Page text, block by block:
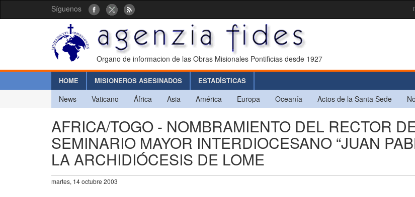
Síguenos
Organo de informacion de las Obras Misionales Pontificias desde 1927
HOME MISIONEROS ASESINADOS ESTADÍSTICAS
News Vaticano África Asia América Europa Oceanía Actos de la Santa Sede
AFRICA/TOGO - NOMBRAMIENTO DEL RECTOR
SEMINARIO MAYOR INTERDIOCESANO “JUAN
LA ARCHIDIÓCESIS DE LOME
martes, 14 octubre 2003